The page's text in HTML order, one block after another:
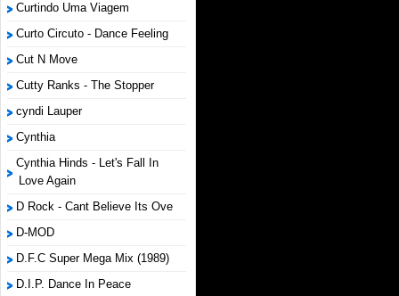
Curtindo Uma Viagem
Curto Circuto - Dance Feeling
Cut N Move
Cutty Ranks - The Stopper
cyndi Lauper
Cynthia
Cynthia Hinds - Let's Fall In
Love Again
D Rock - Cant Believe Its Ove
D-MOD
D.F.C Super Mega Mix (1989)
D.I.P. Dance In Peace